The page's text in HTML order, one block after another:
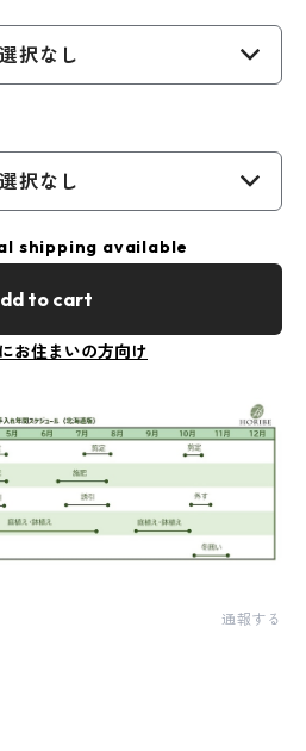
選択なし
選択なし
shipping available
to cart
お住まいの方向け
通報する